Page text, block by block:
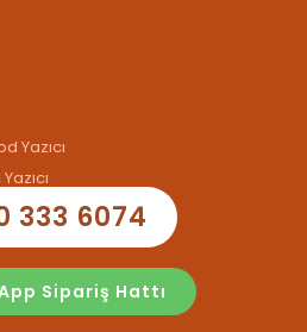
Yazıcı
333 6074
Sipariş Hattı